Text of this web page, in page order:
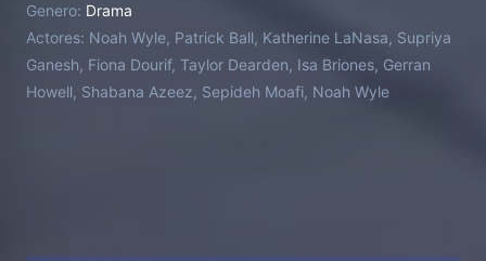
Genero: Drama
Actores: Noah Wyle, Patrick Ball, Katherine LaNasa, Supriya
Ganesh, Fiona Dourif, Taylor Dearden, Isa Briones, Gerran
Howell, Shabana Azeez, Sepideh Moafi, Noah Wyle